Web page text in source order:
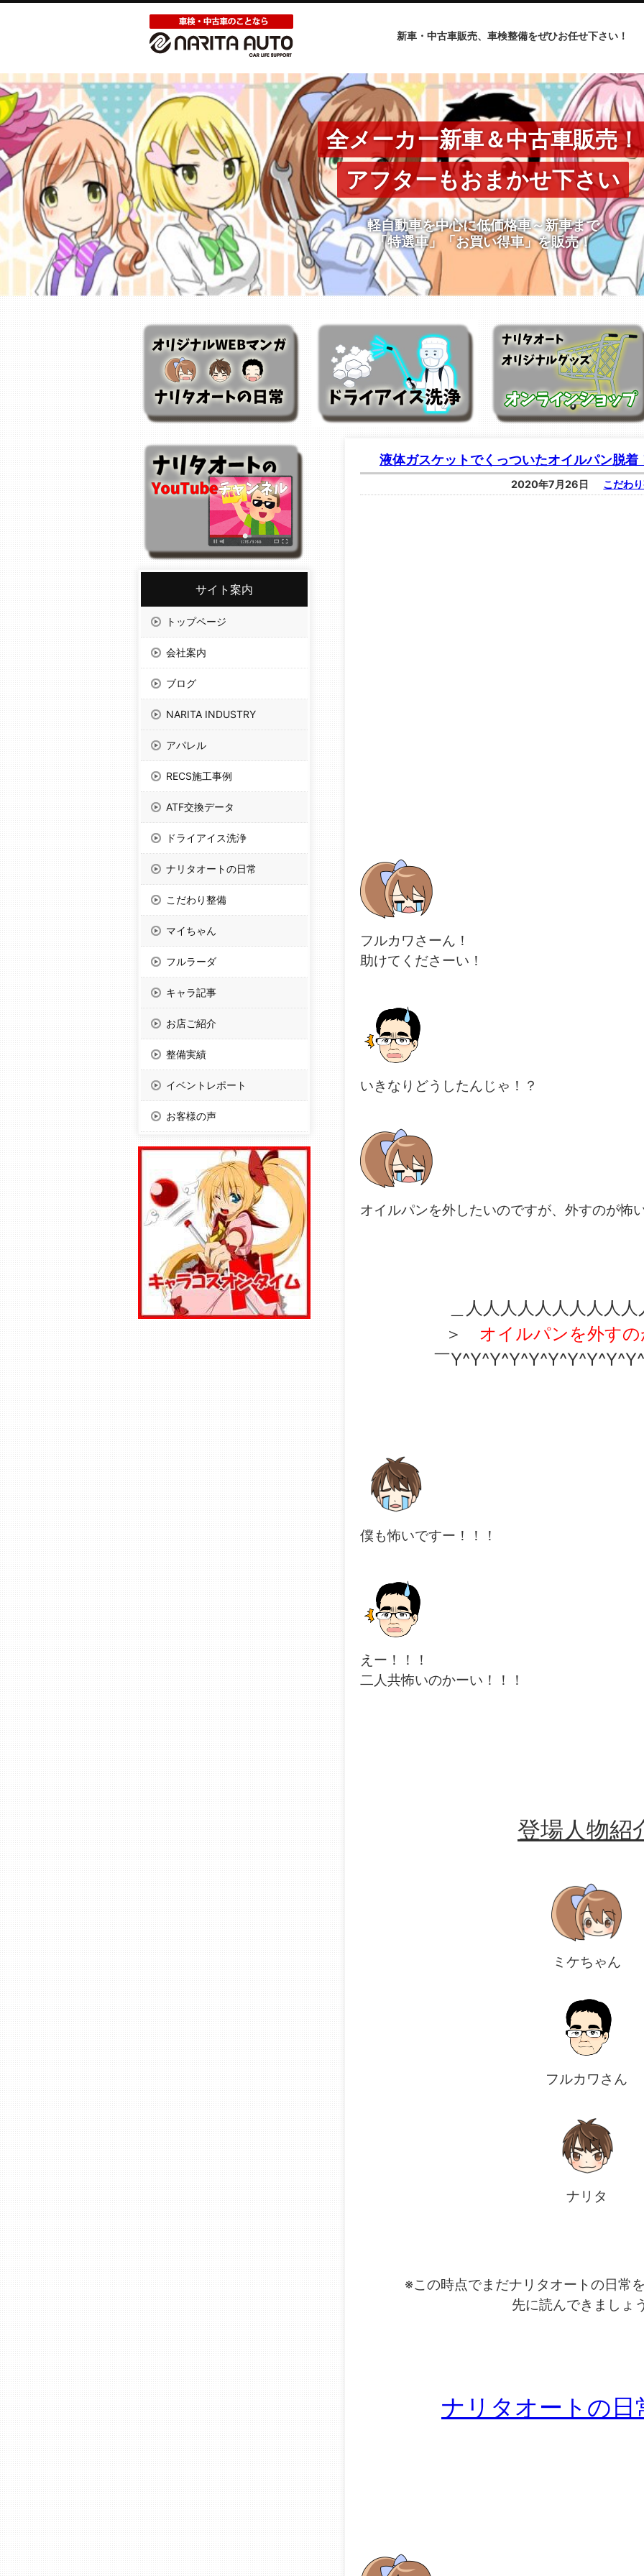
新車・中古車販売、車検整備をぜひお任せ下さい！
全メーカー新車＆中古車販売！
アフターもおまかせ下さい
軽自動車を中心に低価格車～新車まで
「特選車」「お買い得車」を販売！
液体ガスケットでくっついたオイルパン脱
2020年7月26日 こだわ
フルカワさーん！
助けてくださーい！
いきなりどうしたんじゃ！？
オイルパンを外したいのですが、外すのが怖
＿人人人人人人人人人
＞ オイルパンを外す
￣
僕も怖いですー！！！
えー！！！
二人共怖いのかーい！！！
登場人物紹
ミケちゃん
フルカワさん
ナリタ
※この時点でまだナリタオートの日常
先に読んできましょ
ナリタオートの日
サイト案内
トップページ
会社案内
ブログ
NARITA INDUSTRY
アパレル
RECS施工事例
ATF交換データ
ドライアイス洗浄
ナリタオートの日常
こだわり整備
マイちゃん
フルラーダ
キャラ記事
お店ご紹介
整備実績
イベントレポート
お客様の声